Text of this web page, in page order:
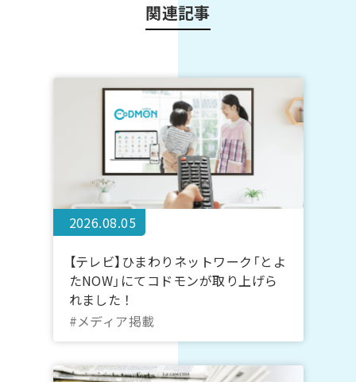
関連記事
2026.08.05
【テレビ】ひまわりネットワーク「とよ
たNOW」にてコドモンが取り上げら
れました！
#メディア掲載